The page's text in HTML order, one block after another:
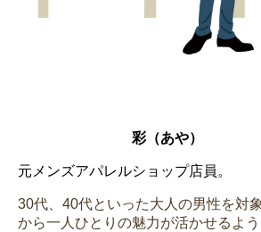
彩（あや）
元メンズアパレルショップ店員。
30代、40代といった大人の男性を対
から一人ひとりの魅力が活かせるよ